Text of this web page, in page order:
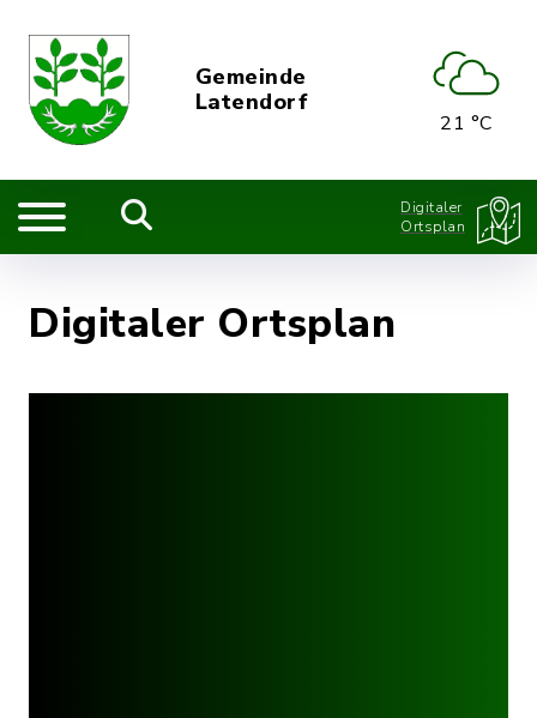
Gemeinde
Latendorf
21 °C
Digitaler
Ortsplan
Digitaler Ortsplan